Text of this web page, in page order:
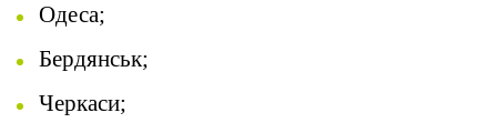
Одеса;
Бердянськ;
Черкаси;